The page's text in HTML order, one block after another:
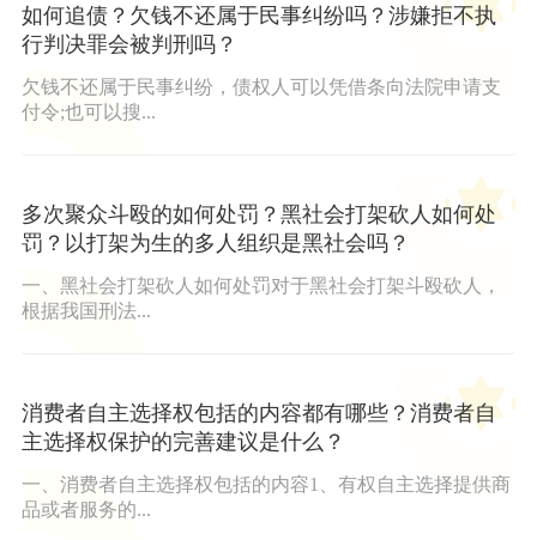
如何追债？欠钱不还属于民事纠纷吗？涉嫌拒不执
行判决罪会被判刑吗？
欠钱不还属于民事纠纷，债权人可以凭借条向法院申请支
付令;也可以搜...
多次聚众斗殴的如何处罚？黑社会打架砍人如何处
罚？以打架为生的多人组织是黑社会吗？
一、黑社会打架砍人如何处罚对于黑社会打架斗殴砍人，
根据我国刑法...
消费者自主选择权包括的内容都有哪些？消费者自
主选择权保护的完善建议是什么？
一、消费者自主选择权包括的内容1、有权自主选择提供商
品或者服务的...